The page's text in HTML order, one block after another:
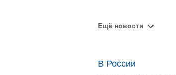
Ещё новости
В России